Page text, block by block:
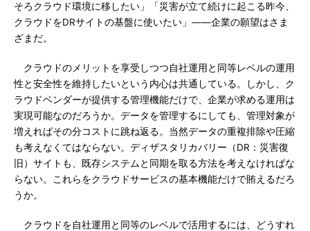
そろクラウド環境に移したい」「災害が立て続けに起こる昨今、
クラウドをDRサイトの基盤に使いたい」――企業の願望はさま
ざまだ。
クラウドのメリットを享受しつつ自社運用と同等レベルの運用
性と安全性を維持したいという内心は共通している。しかし、ク
ラウドベンダーが提供する管理機能だけで、企業が求める運用は
実現可能なのだろうか。データを管理するにしても、管理対象が
増えればその分コストに跳ね返る。当然データの重複排除や圧縮
も考えなくてはならない。ディザスタリカバリー（DR：災害復
旧）サイトも、既存システムと同期を取る方法を考えなければな
らない。これらをクラウドサービスの基本機能だけで賄えるだろ
うか。
クラウドを自社運用と同等のレベルで活用するには、どうすれ